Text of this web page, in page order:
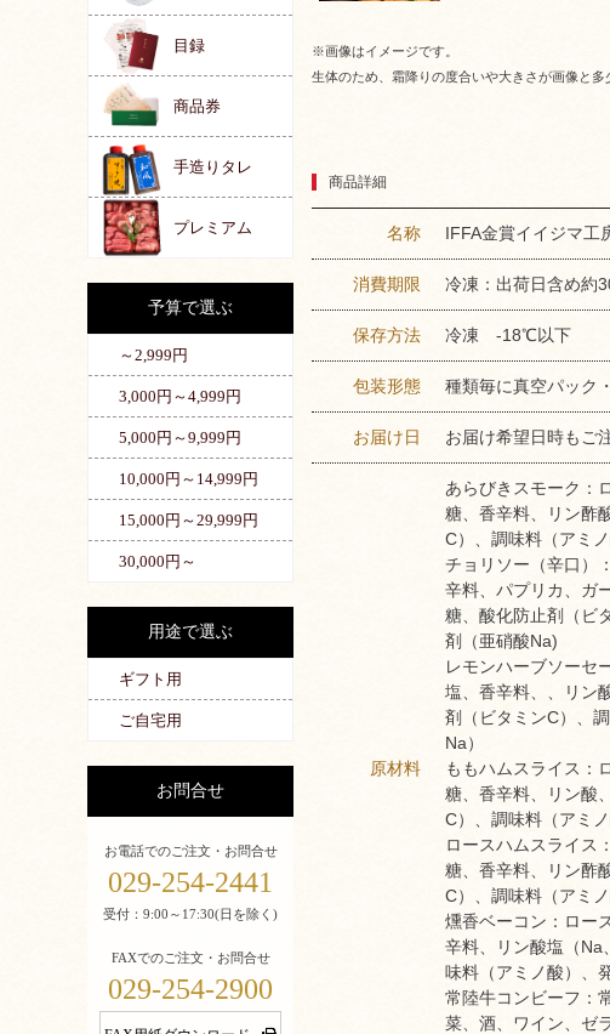
目録
商品券
手造りタレ
プレミアム
予算で選ぶ
～2,999円
3,000円～4,999円
5,000円～9,999円
10,000円～14,999円
15,000円～29,999円
30,000円～
用途で選ぶ
ギフト用
ご自宅用
お問合せ
お電話でのご注文・お問合せ
029-254-2441
受付：9:00～17:30(日を除く)
FAXでのご注文・お問合せ
029-254-2900
※画像はイメージです。
生体のため、霜降りの度合いや大きさが画像と多
商品詳細
名称 IFFA金賞イイジマ工
消費期限 冷凍：出荷日含め約
保存方法 冷凍 -18℃以下
包装形態 種類毎に真空パック
お届け日 お届け希望日時もご
原材料
あらびきスモーク：
糖、香辛料、リン酢
C）、調味料（アミ
チョリソー（辛口）
辛料、パプリカ、ガ
糖、酸化防止剤（ビ
剤（亜硝酸Na)
レモンハーブソーセ
塩、香辛料、、リン
剤（ビタミンC）、
Na）
ももハムスライス：
糖、香辛料、リン酸
C）、調味料（アミ
ロースハムスライス
糖、香辛料、リン酢
C）、調味料（アミ
燻香ベーコン：ロー
辛料、リン酸塩（Na
味料（アミノ酸）、
常陸牛コンビーフ：
菜、酒、ワイン、ゼ